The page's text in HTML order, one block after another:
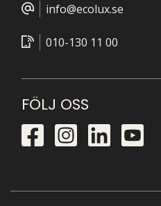
info@ecolux.se
010-130 11 00
FÖLJ OSS